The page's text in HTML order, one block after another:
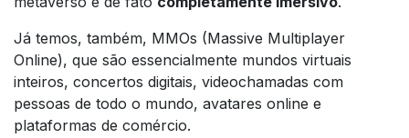
Já temos, também, MMOs (Massive Multiplayer
Online), que são essencialmente mundos virtuais
inteiros, concertos digitais, videochamadas com
pessoas de todo o mundo, avatares online e
plataformas de comércio.